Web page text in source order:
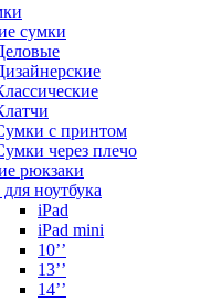
сумки
с принтом
через плечо
рюкзаки
ноутбука
iPad
iPad mini
10’’
13’’
14’’